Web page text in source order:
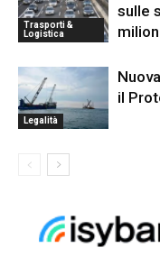
Trasporti &
Logistica
sulle
Legalità
il